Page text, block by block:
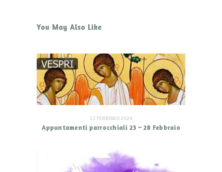
You May Also Like
22 FEBBRAIO 2026
Appuntamenti parrocchiali 23 – 28 Febbraio